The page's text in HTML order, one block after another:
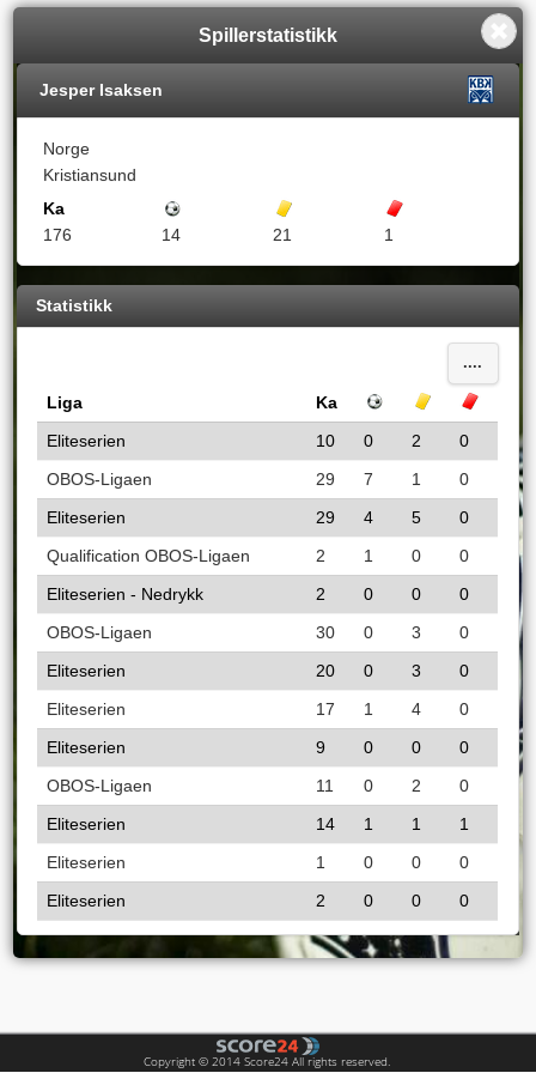
Spillerstatistikk
Jesper Isaksen
Norge
Kristiansund
Ka
176
14 21 1
Statistikk
....
Liga Ka Gule kort
Eliteserien
10 0 2
0
OBOS-Ligaen
29 7 1
0
Eliteserien
29 4 5
0
Qualification OBOS-Ligaen
2 1 0
0
Eliteserien - Nedrykk
2 0 0
0
OBOS-Ligaen
30 0 3
0
Eliteserien
20 0 3
0
Eliteserien
17 1 4
0
Eliteserien
9 0 0
0
OBOS-Ligaen
11 0 2
0
Eliteserien
14 1 1
1
Eliteserien
1 0 0
0
Eliteserien
2 0 0 0
Copyright © 2014 Score24 All rights reserved.